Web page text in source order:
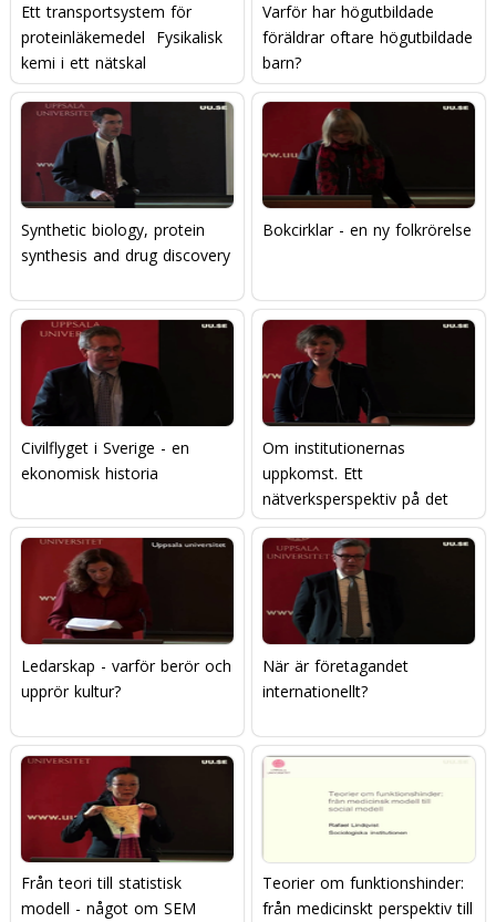
Ett transportsystem för
proteinläkemedel  Fysikalisk
kemi i ett nätskal
Varför har högutbildade
föräldrar oftare högutbildade
barn?
Synthetic biology, protein
synthesis and drug discovery
Bokcirklar - en ny folkrörelse
Civilflyget i Sverige - en
ekonomisk historia
Om institutionernas
uppkomst. Ett
nätverksperspektiv på det
moderna.
Ledarskap - varför berör och
upprör kultur?
När är företagandet
internationellt?
Från teori till statistisk
modell - något om SEM
Teorier om funktionshinder:
från medicinskt perspektiv till